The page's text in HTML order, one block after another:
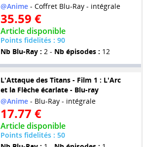
@Anime- Coffret Blu-Ray - intégrale
35.59 €
Article disponible
Points fidelités : 90
Nb Blu-Ray : 2 - Nb épisodes : 12
L'Attaque des Titans - Film 1 : L'Arc
et la Flèche écarlate - Blu-ray
@Anime- Blu-Ray - intégrale
17.77 €
Article disponible
Points fidelités : 50